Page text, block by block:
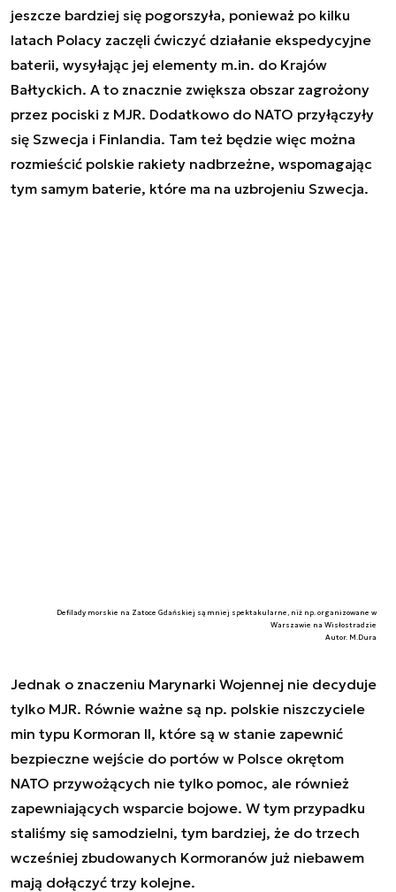
jeszcze bardziej się pogorszyła, ponieważ po kilku
latach Polacy zaczęli ćwiczyć działanie ekspedycyjne
baterii, wysyłając jej elementy m.in. do Krajów
Bałtyckich. A to znacznie zwiększa obszar zagrożony
przez pociski z MJR. Dodatkowo do NATO przyłączyły
się Szwecja i Finlandia. Tam też będzie więc można
rozmieścić polskie rakiety nadbrzeżne, wspomagając
tym samym baterie, które ma na uzbrojeniu Szwecja.
Defilady morskie na Zatoce Gdańskiej są mniej spektakularne, niż np. organizowane w
Warszawie na Wisłostradzie
Autor. M.Dura
Jednak o znaczeniu Marynarki Wojennej nie decyduje
tylko MJR. Równie ważne są np. polskie niszczyciele
min typu Kormoran II, które są w stanie zapewnić
bezpieczne wejście do portów w Polsce okrętom
NATO przywożących nie tylko pomoc, ale również
zapewniających wsparcie bojowe. W tym przypadku
staliśmy się samodzielni, tym bardziej, że do trzech
wcześniej zbudowanych Kormoranów już niebawem
mają dołączyć trzy kolejne.